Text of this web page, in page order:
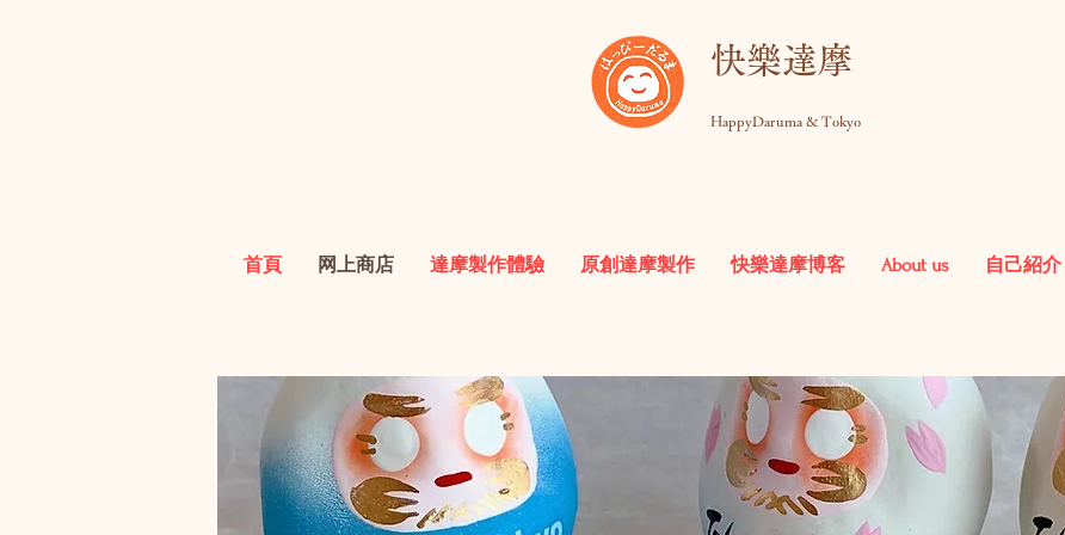
快樂達摩
HappyDaruma & Tokyo
首頁 网上商店 達摩製作體驗 原創達摩製作 快樂達摩博客 About us 自己紹介